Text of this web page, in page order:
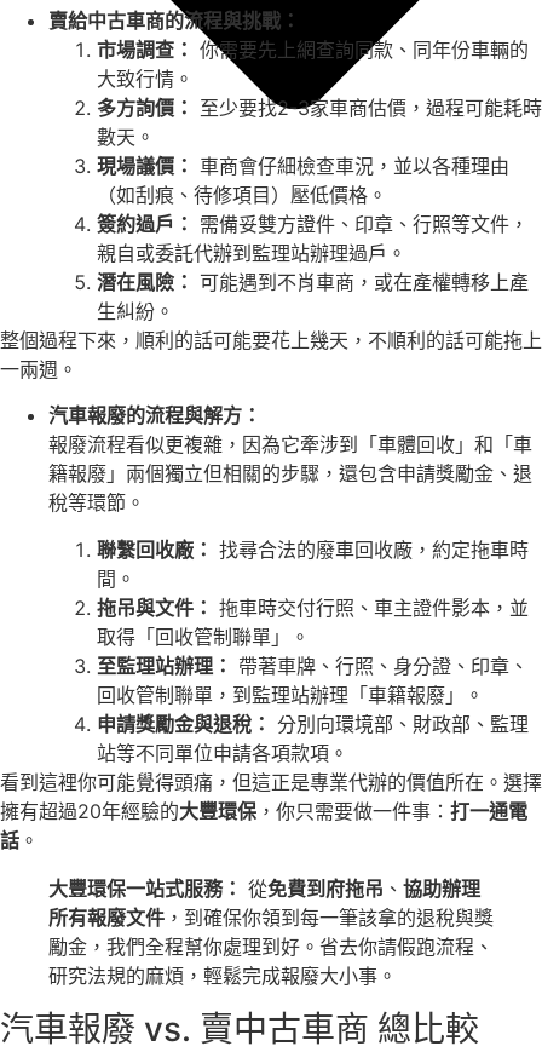
賣給中古車商的流程與挑戰：
市場調查： 你需要先上網查詢同款、同年份車輛的
大致行情。
多方詢價： 至少要找2-3家車商估價，過程可能耗時
數天。
現場議價： 車商會仔細檢查車況，並以各種理由
（如刮痕、待修項目）壓低價格。
簽約過戶： 需備妥雙方證件、印章、行照等文件，
親自或委託代辦到監理站辦理過戶。
潛在風險： 可能遇到不肖車商，或在產權轉移上產
生糾紛。
整個過程下來，順利的話可能要花上幾天，不順利的話可能拖上
一兩週。
汽車報廢的流程與解方：
報廢流程看似更複雜，因為它牽涉到「車體回收」和「車
籍報廢」兩個獨立但相關的步驟，還包含申請獎勵金、退
稅等環節。
聯繫回收廠： 找尋合法的廢車回收廠，約定拖車時
間。
拖吊與文件： 拖車時交付行照、車主證件影本，並
取得「回收管制聯單」。
至監理站辦理： 帶著車牌、行照、身分證、印章、
回收管制聯單，到監理站辦理「車籍報廢」。
申請獎勵金與退稅： 分別向環境部、財政部、監理
站等不同單位申請各項款項。
看到這裡你可能覺得頭痛，但這正是專業代辦的價值所在。選擇
擁有超過20年經驗的大豐環保 ，你只需要做一件事： 打一通電
話 。
大豐環保一站式服務： 從免費到府拖吊 、 協助辦理
所有報廢文件 ，到確保你領到每一筆該拿的退稅與獎
勵金，我們全程幫你處理到好。省去你請假跑流程、
研究法規的麻煩，輕鬆完成報廢大小事。
汽車報廢 vs. 賣中古車商 總比較